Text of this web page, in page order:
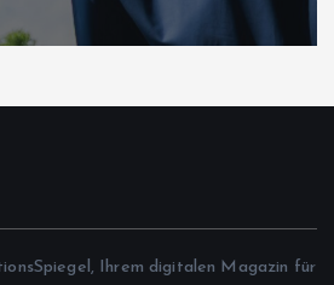
Ihrem digitalen Magazin für